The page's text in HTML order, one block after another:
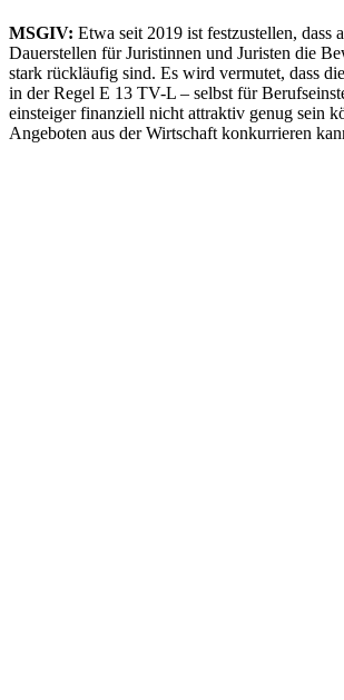
MSGIV: Etwa seit 2019 ist festzustellen, dass
Dauerstellen für Juristinnen und Juristen die
stark rückläufig sind. Es wird vermutet, dass
in der Regel E 13 TV-L – selbst für
einsteiger finanziell nicht attraktiv genug sein
Angeboten aus der Wirtschaft konkurrieren